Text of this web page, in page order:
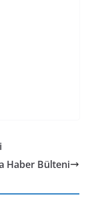
Haber Bülteni